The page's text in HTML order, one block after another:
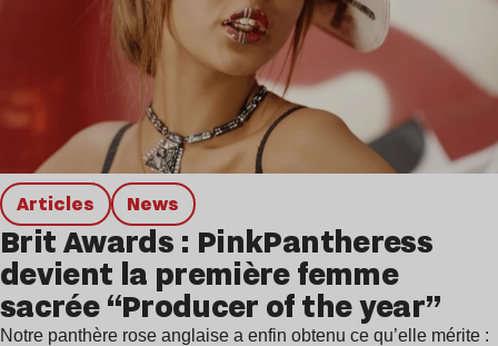
Articles news
Brit Awards : PinkPantheress
devient la première femme
sacrée “Producer of the year”
Notre panthère rose anglaise a enfin obtenu ce qu’elle mérite :